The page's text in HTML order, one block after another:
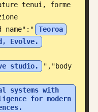
tenui, forme
name":"
Teoroa
Evolve.
studio.
","body
systems with
for modern